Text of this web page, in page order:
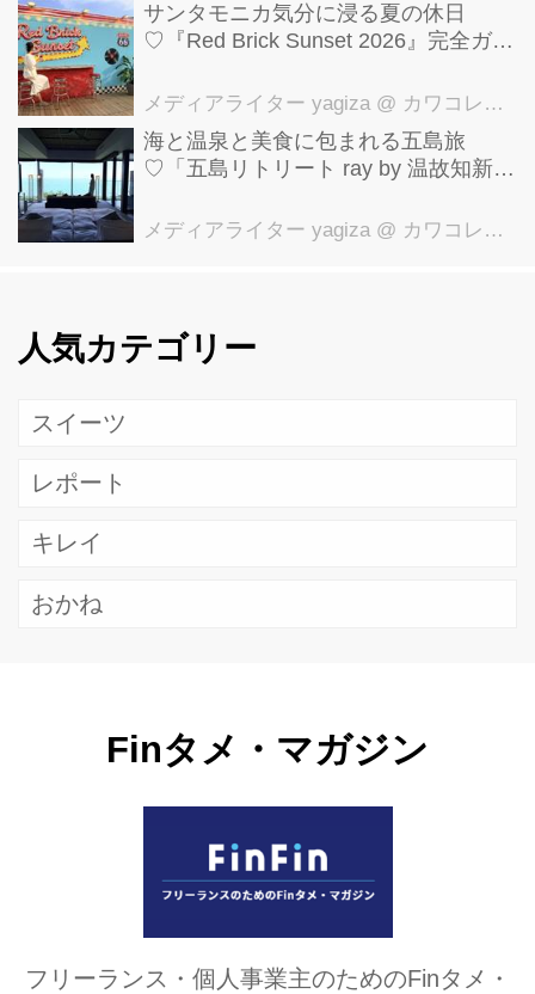
サンタモニカ気分に浸る夏の休日
♡『Red Brick Sunset 2026』完全ガイ
メディアライター yagiza @ カワコレメディア編集部
海と温泉と美食に包まれる五島旅
♡「五島リトリート ray by 温故知新」
メディアライター yagiza @ カワコレメディア編集部
人気カテゴリー
スイーツ
レポート
キレイ
おかね
Finタメ・マガジン
フリーランス・個人事業主のためのFinタメ・